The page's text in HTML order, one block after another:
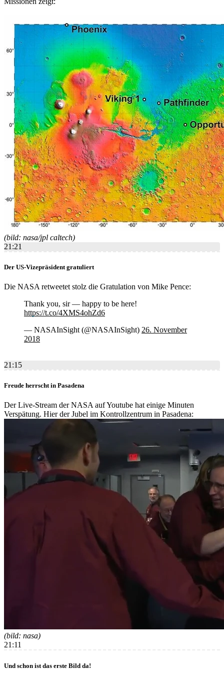
(bild: nasa/jpl caltech)
21:21
Der US-Vizepräsident gratuliert
Die NASA retweetet stolz die Gratulation von Mike Pence:
Thank you, sir — happy to be here!
https://t.co/4XMS4ohZd6
— NASAInSight (@NASAInSight) 26. November
2018
21:15
Freude herrscht in Pasadena
Der Live-Stream der NASA auf Youtube hat einige Minuten
Verspätung. Hier der Jubel im Kontrollzentrum in Pasadena:
(bild: nasa)
21:11
Und schon ist das erste Bild da!